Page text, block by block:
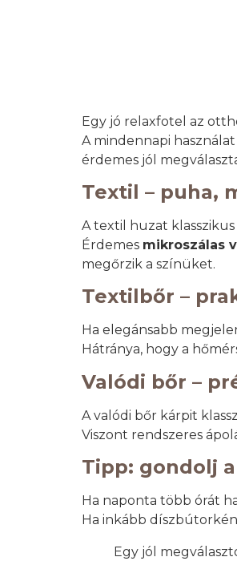
Egy jó relaxfotel az
A mindennapi
érdemes jól
Textil – puha,
A textil huzat
Érdemes mikroszálas
megőrzik a színüket.
Textilbőr –
Ha elegánsabb
Hátránya, hogy a
Valódi bőr –
A valódi bőr kárpit
Viszont rendszeres
Tipp: gondolj
Ha naponta több órát
Ha inkább
Egy jól